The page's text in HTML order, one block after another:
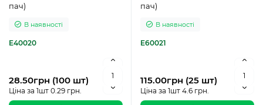
пач)
В наявності
E40020
28.50грн (100 шт)
Ціна за 1шт 0.29 грн.
пач)
В наявності
E60021
115.00грн (25 шт)
Ціна за 1шт 4.6 грн.